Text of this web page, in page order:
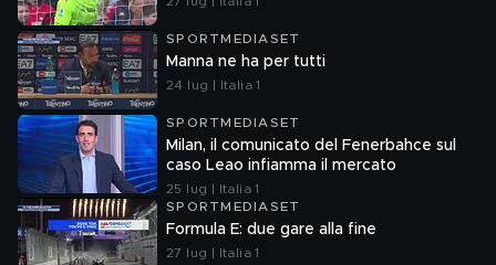
SPORTMEDIASET
Manna ne ha per tutti
24 lug | Italia 1
SPORTMEDIASET
Milan, il comunicato del Fenerbahce sul
caso Leao infiamma il mercato
25 lug | Italia 1
SPORTMEDIASET
Formula E: due gare alla fine
27 lug | Italia 1